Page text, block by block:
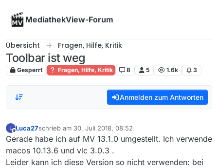
MediathekView-Forum
Übersicht Fragen, Hilfe, Kritik
Toolbar ist weg
Gesperrt Fragen, Hilfe, Kritik 8 5 1.6k 3
Anmelden zum Antworten
L
Offline
Luca27schrieb am 30. Juli 2018, 08:52
zuletzt editiert von
Gerade habe ich auf MV 13.1.0 umgestellt. Ich verwende
macos 10.13.6 und vlc 3.0.3 .
Leider kann ich diese Version so nicht verwenden: bei